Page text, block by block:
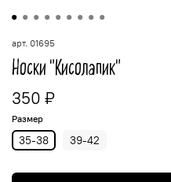
арт. 01695
Носки "Кисолапик"
350 ₽
Размер
35-38 39-42